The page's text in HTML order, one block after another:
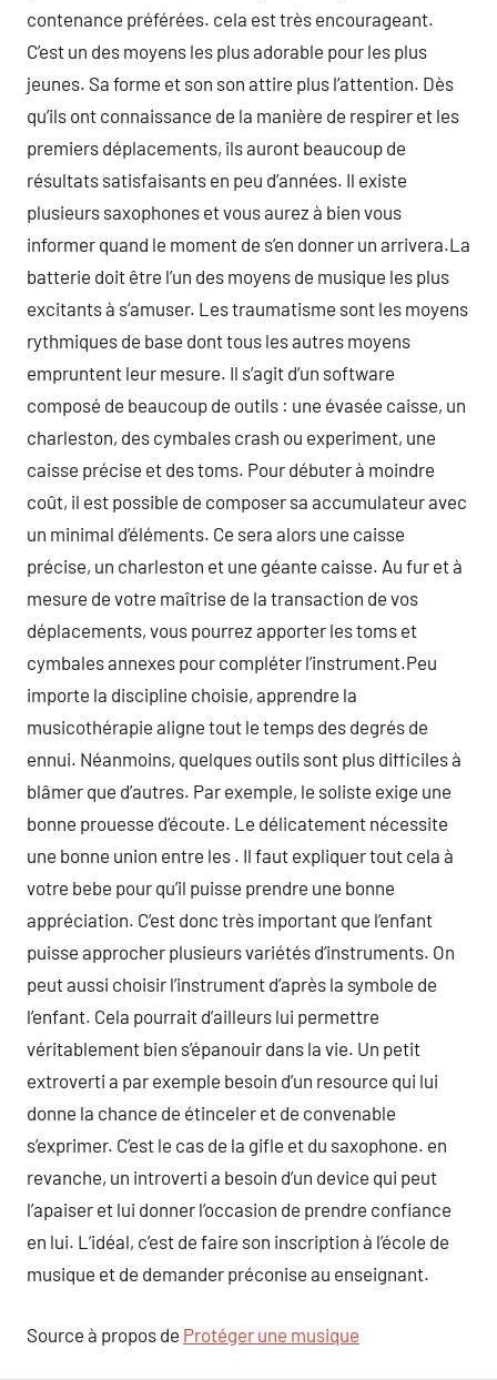
contenance préférées. cela est très encourageant.
C’est un des moyens les plus adorable pour les plus
jeunes. Sa forme et son son attire plus l’attention. Dès
qu’ils ont connaissance de la manière de respirer et les
premiers déplacements, ils auront beaucoup de
résultats satisfaisants en peu d’années. Il existe
plusieurs saxophones et vous aurez à bien vous
informer quand le moment de s’en donner un arrivera.La
batterie doit être l’un des moyens de musique les plus
excitants à s’amuser. Les traumatisme sont les moyens
rythmiques de base dont tous les autres moyens
empruntent leur mesure. Il s’agit d’un software
composé de beaucoup de outils : une évasée caisse, un
charleston, des cymbales crash ou experiment, une
caisse précise et des toms. Pour débuter à moindre
coût, il est possible de composer sa accumulateur avec
un minimal d’éléments. Ce sera alors une caisse
précise, un charleston et une géante caisse. Au fur et à
mesure de votre maîtrise de la transaction de vos
déplacements, vous pourrez apporter les toms et
cymbales annexes pour compléter l’instrument.Peu
importe la discipline choisie, apprendre la
musicothérapie aligne tout le temps des degrés de
ennui. Néanmoins, quelques outils sont plus difficiles à
blâmer que d’autres. Par exemple, le soliste exige une
bonne prouesse d’écoute. Le délicatement nécessite
une bonne union entre les . Il faut expliquer tout cela à
votre bebe pour qu’il puisse prendre une bonne
appréciation. C’est donc très important que l’enfant
puisse approcher plusieurs variétés d’instruments. On
peut aussi choisir l’instrument d’après la symbole de
l’enfant. Cela pourrait d’ailleurs lui permettre
véritablement bien s’épanouir dans la vie. Un petit
extroverti a par exemple besoin d’un resource qui lui
donne la chance de étinceler et de convenable
s’exprimer. C’est le cas de la gifle et du saxophone. en
revanche, un introverti a besoin d’un device qui peut
l’apaiser et lui donner l’occasion de prendre confiance
en lui. L’idéal, c’est de faire son inscription à l’école de
musique et de demander préconise au enseignant.
Source à propos de Protéger une musique